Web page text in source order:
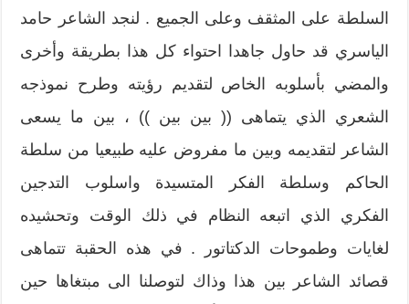
السلطة على المثقف وعلى الجميع . لنجد الشاعر حامد
الياسري قد حاول جاهدا احتواء كل هذا بطريقة وأخرى
والمضي بأسلوبه الخاص لتقديم رؤيته وطرح نموذجه
الشعري الذي يتماهى (( بين بين )) ، بين ما يسعى
الشاعر لتقديمه وبين ما مفروض عليه طبيعيا من سلطة
الحاكم وسلطة الفكر المتسيدة واسلوب التدجين
الفكري الذي اتبعه النظام في ذلك الوقت وتحشيده
لغايات وطموحات الدكتاتور . في هذه الحقبة تتماهى
قصائد الشاعر بين هذا وذاك لتوصلنا الى مبتغاها حين